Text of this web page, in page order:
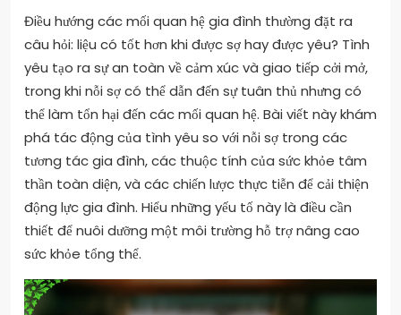
Điều hướng các mối quan hệ gia đình thường đặt ra
câu hỏi: liệu có tốt hơn khi được sợ hay được yêu? Tình
yêu tạo ra sự an toàn về cảm xúc và giao tiếp cởi mở,
trong khi nỗi sợ có thể dẫn đến sự tuân thủ nhưng có
thể làm tổn hại đến các mối quan hệ. Bài viết này khám
phá tác động của tình yêu so với nỗi sợ trong các
tương tác gia đình, các thuộc tính của sức khỏe tâm
thần toàn diện, và các chiến lược thực tiễn để cải thiện
động lực gia đình. Hiểu những yếu tố này là điều cần
thiết để nuôi dưỡng một môi trường hỗ trợ nâng cao
sức khỏe tổng thể.